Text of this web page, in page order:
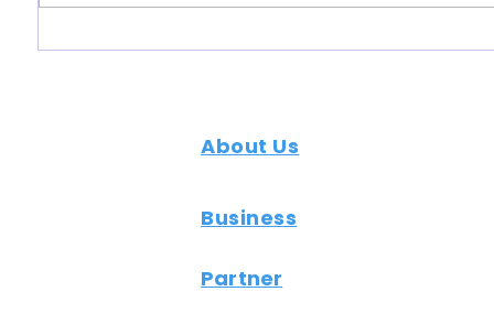
About Us
Business
Partner